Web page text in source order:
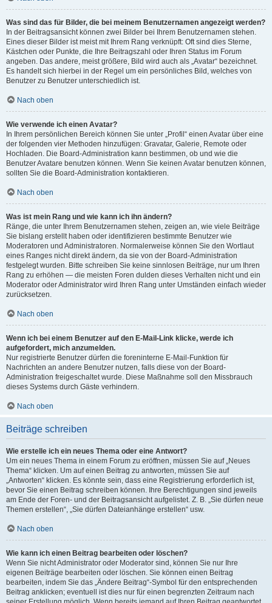
Was sind das für Bilder, die bei meinem Benutzernamen angezeigt werden?
In der Beitragsansicht können zwei Bilder bei Ihrem Benutzernamen stehen.
Eines dieser Bilder ist meist mit Ihrem Rang verknüpft: Oft sind dies Sterne,
Kästchen oder Punkte, die Ihre Beitragszahl oder Ihren Status im Forum
angeben. Das andere, meist größere, Bild wird auch als „Avatar“ bezeichnet.
Es handelt sich hierbei in der Regel um ein persönliches Bild, welches von
Benutzer zu Benutzer unterschiedlich ist.
Nach oben
Wie verwende ich einen Avatar?
In Ihrem persönlichen Bereich können Sie unter „Profil“ einen Avatar über eine
der folgenden vier Methoden hinzufügen: Gravatar, Galerie, Remote oder
Hochladen. Die Board-Administration kann bestimmen, ob und wie die
Benutzer Avatare benutzen können. Wenn Sie keinen Avatar benutzen können,
sollten Sie die Board-Administration kontaktieren.
Nach oben
Was ist mein Rang und wie kann ich ihn ändern?
Ränge, die unter Ihrem Benutzernamen stehen, zeigen an, wie viele Beiträge
Sie bislang erstellt haben oder identifizieren bestimmte Benutzer wie
Moderatoren und Administratoren. Normalerweise können Sie den Wortlaut
eines Ranges nicht direkt ändern, da sie von der Board-Administration
festgelegt wurden. Bitte schreiben Sie keine sinnlosen Beiträge, nur um Ihren
Rang zu erhöhen — die meisten Foren dulden dieses Verhalten nicht und ein
Moderator oder Administrator wird Ihren Rang unter Umständen einfach wieder
zurücksetzen.
Nach oben
Wenn ich bei einem Benutzer auf den E-Mail-Link klicke, werde ich
aufgefordert, mich anzumelden.
Nur registrierte Benutzer dürfen die foreninterne E-Mail-Funktion für
Nachrichten an andere Benutzer nutzen, falls diese von der Board-
Administration freigeschaltet wurde. Diese Maßnahme soll den Missbrauch
dieses Systems durch Gäste verhindern.
Nach oben
Beiträge schreiben
Wie erstelle ich ein neues Thema oder eine Antwort?
Um ein neues Thema in einem Forum zu eröffnen, müssen Sie auf „Neues
Thema“ klicken. Um auf einen Beitrag zu antworten, müssen Sie auf
„Antworten“ klicken. Es könnte sein, dass eine Registrierung erforderlich ist,
bevor Sie einen Beitrag schreiben können. Ihre Berechtigungen sind jeweils
am Ende der Foren- und der Beitragsansicht aufgelistet. Z. B. „Sie dürfen neue
Themen erstellen“, „Sie dürfen Dateianhänge erstellen“ usw.
Nach oben
Wie kann ich einen Beitrag bearbeiten oder löschen?
Wenn Sie nicht Administrator oder Moderator sind, können Sie nur Ihre
eigenen Beiträge bearbeiten oder löschen. Sie können einen Beitrag
bearbeiten, indem Sie das „Ändere Beitrag“-Symbol für den entsprechenden
Beitrag anklicken; eventuell ist dies nur für einen begrenzten Zeitraum nach